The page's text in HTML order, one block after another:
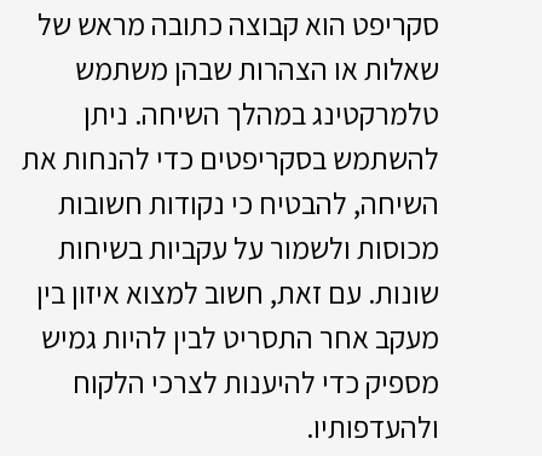
סקריפט הוא קבוצה כתובה מראש של
שאלות או הצהרות שבהן משתמש
טלמרקטינג במהלך השיחה. ניתן
להשתמש בסקריפטים כדי להנחות את
השיחה, להבטיח כי נקודות חשובות
מכוסות ולשמור על עקביות בשיחות
שונות. עם זאת, חשוב למצוא איזון בין
מעקב אחר התסריט לבין להיות גמיש
מספיק כדי להיענות לצרכי הלקוח
ולהעדפותיו.